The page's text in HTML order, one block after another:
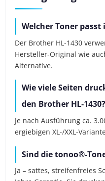
Welcher Toner passt
Der Brother HL-1430
Hersteller-Original wie
Alternative.
Wie viele Seiten
den Brother HL-1430?
Je nach Ausführung ca.
ergiebigen XL-/XXL-
Sind die tonoo®-
Ja – sattes, streifenfreies